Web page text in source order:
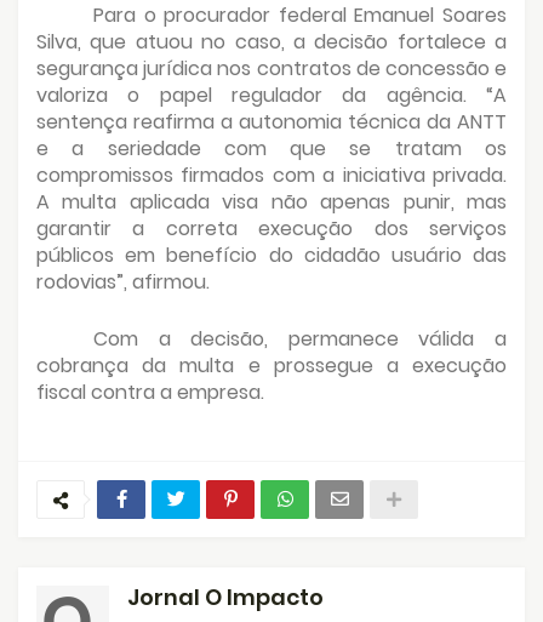
Para o procurador federal Emanuel Soares
Silva, que atuou no caso, a decisão fortalece a
segurança jurídica nos contratos de concessão e
valoriza o papel regulador da agência. “A
sentença reafirma a autonomia técnica da ANTT
e a seriedade com que se tratam os
compromissos firmados com a iniciativa privada.
A multa aplicada visa não apenas punir, mas
garantir a correta execução dos serviços
públicos em benefício do cidadão usuário das
rodovias”, afirmou.
Com a decisão, permanece válida a
cobrança da multa e prossegue a execução
fiscal contra a empresa.
Jornal O Impacto